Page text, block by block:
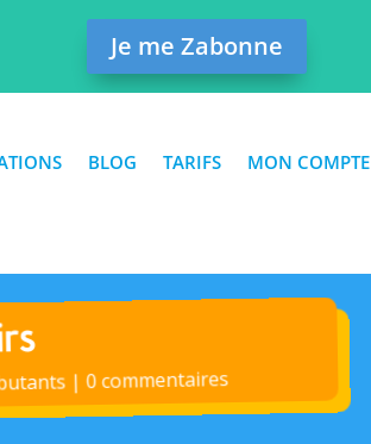
Je me Zabonne
BLOG TARIFS MON COMPTE
|0 commentaires